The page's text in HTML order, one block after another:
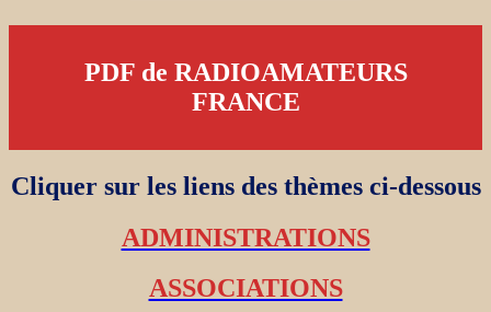
PDF de RADIOAMATEURS
FRANCE
Cliquer sur les liens des thèmes ci-dessous
ADMINISTRATIONS
ASSOCIATIONS